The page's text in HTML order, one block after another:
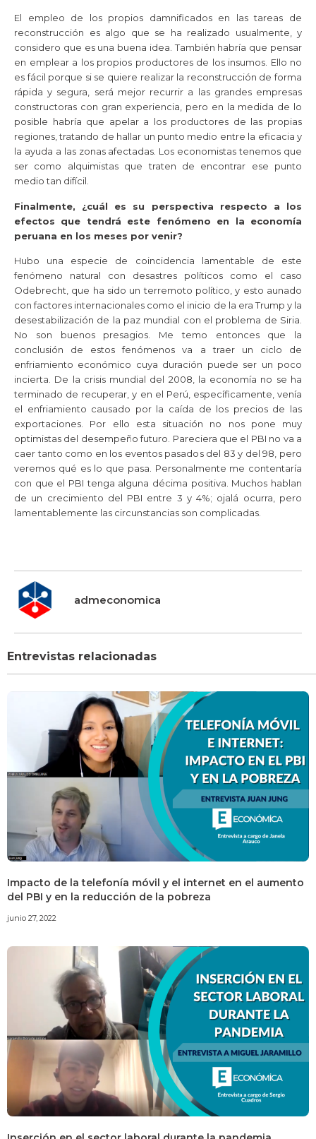
El empleo de los propios damnificados en las tareas de
reconstrucción es algo que se ha realizado usualmente, y
considero que es una buena idea. También habría que pensar
en emplear a los propios productores de los insumos. Ello no
es fácil porque si se quiere realizar la reconstrucción de forma
rápida y segura, será mejor recurrir a las grandes empresas
constructoras con gran experiencia, pero en la medida de lo
posible habría que apelar a los productores de las propias
regiones, tratando de hallar un punto medio entre la eficacia y
la ayuda a las zonas afectadas. Los economistas tenemos que
ser como alquimistas que traten de encontrar ese punto
medio tan difícil.
Finalmente, ¿cuál es su perspectiva respecto a los
efectos que tendrá este fenómeno en la economía
peruana en los meses por venir?
Hubo una especie de coincidencia lamentable de este
fenómeno natural con desastres políticos como el caso
Odebrecht, que ha sido un terremoto político, y esto aunado
con factores internacionales como el inicio de la era Trump y la
desestabilización de la paz mundial con el problema de Siria.
No son buenos presagios. Me temo entonces que la
conclusión de estos fenómenos va a traer un ciclo de
enfriamiento económico cuya duración puede ser un poco
incierta. De la crisis mundial del 2008, la economía no se ha
terminado de recuperar, y en el Perú, específicamente, venía
el enfriamiento causado por la caída de los precios de las
exportaciones. Por ello esta situación no nos pone muy
optimistas del desempeño futuro. Pareciera que el PBI no va a
caer tanto como en los eventos pasados del 83 y del 98, pero
veremos qué es lo que pasa. Personalmente me contentaría
con que el PBI tenga alguna décima positiva. Muchos hablan
de un crecimiento del PBI entre 3 y 4%; ojalá ocurra, pero
lamentablemente las circunstancias son complicadas.
admeconomica
Entrevistas relacionadas
Impacto de la telefonía móvil y el internet en el aumento
del PBI y en la reducción de la pobreza
junio 27, 2022